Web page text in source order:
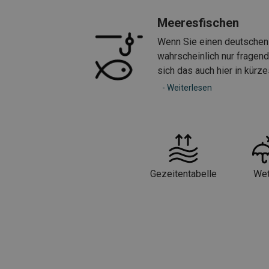
Meeresfischen
Wenn Sie einen
wahrscheinlich nur
sich das auch hier in
- Weiterlesen
Gezeitentabelle